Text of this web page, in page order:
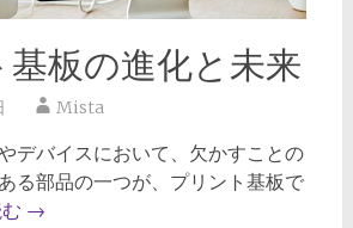
板の進化と未来
Mista
デバイスにおいて、欠かすことの
る部品の一つが、プリント基板で
→